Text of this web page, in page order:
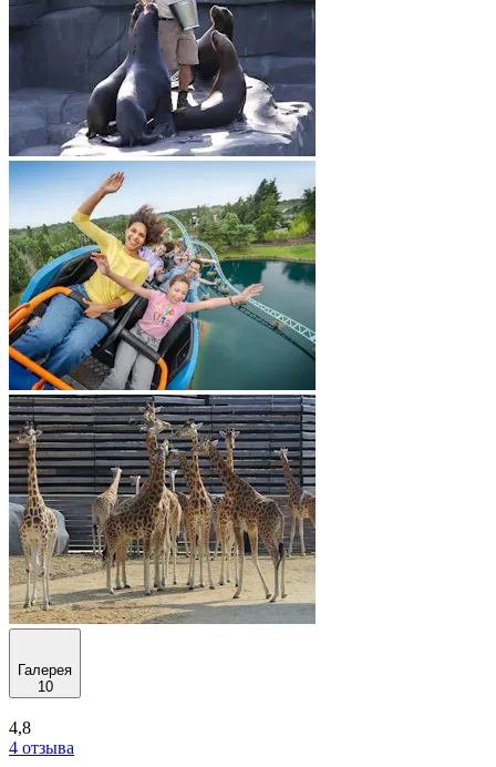
Галерея
10
4,8
4 отзыва